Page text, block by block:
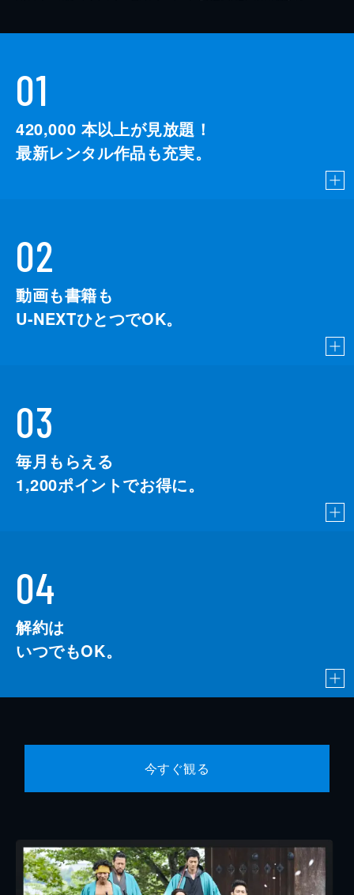
01
420,000 本以上が見放題！
最新レンタル作品も充実。
02
動画も書籍も
U-NEXTひとつでOK。
03
毎月もらえる
1,200ポイントでお得に。
04
解約は
いつでもOK。
今すぐ観る